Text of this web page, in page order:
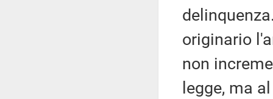
originario
non
legge, ma